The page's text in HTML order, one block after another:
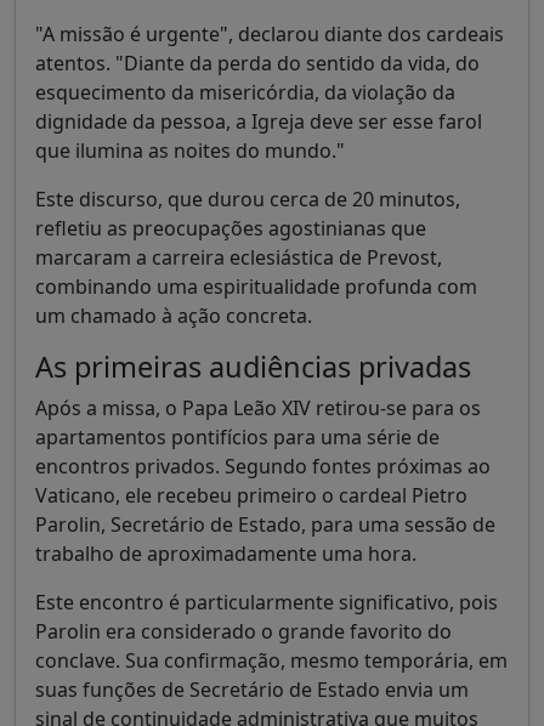
"A missão é urgente", declarou diante dos cardeais
atentos. "Diante da perda do sentido da vida, do
esquecimento da misericórdia, da violação da
dignidade da pessoa, a Igreja deve ser esse farol
que ilumina as noites do mundo."
Este discurso, que durou cerca de 20 minutos,
refletiu as preocupações agostinianas que
marcaram a carreira eclesiástica de Prevost,
combinando uma espiritualidade profunda com
um chamado à ação concreta.
As primeiras audiências privadas
Após a missa, o Papa Leão XIV retirou-se para os
apartamentos pontifícios para uma série de
encontros privados. Segundo fontes próximas ao
Vaticano, ele recebeu primeiro o cardeal Pietro
Parolin, Secretário de Estado, para uma sessão de
trabalho de aproximadamente uma hora.
Este encontro é particularmente significativo, pois
Parolin era considerado o grande favorito do
conclave. Sua confirmação, mesmo temporária, em
suas funções de Secretário de Estado envia um
sinal de continuidade administrativa que muitos